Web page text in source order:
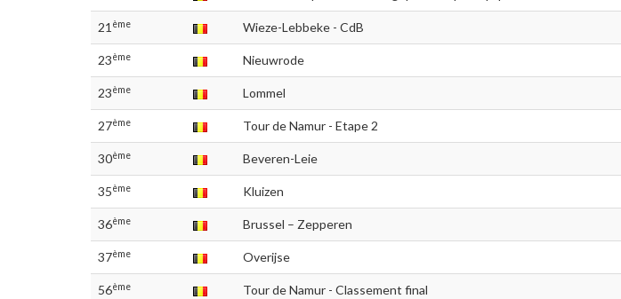
21 ème Wieze-Lebbeke - CdB
23ème Nieuwrode
23ème Lommel
27ème Tour de Namur - Etape 2
30ème Beveren-Leie
35ème Kluizen
36ème Brussel – Zepperen
37ème Overijse
56ème Tour de Namur - Classement final